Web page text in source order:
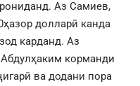
Аз Самиев,
долларӣ канда
карданд. Аз
корманди
ва додани пора